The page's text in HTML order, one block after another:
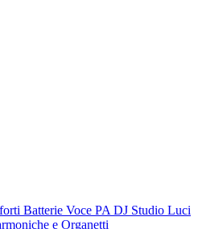
Batterie Voce PA DJ Studio Luci
e Organetti